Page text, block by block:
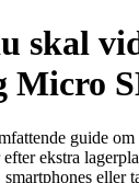
skal
Micro
guide
ekstra
smartphones eller